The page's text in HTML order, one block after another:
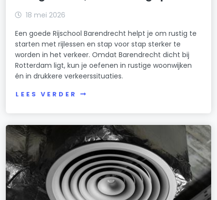
18 mei 2026
Een goede Rijschool Barendrecht helpt je om rustig te
starten met rijlessen en stap voor stap sterker te
worden in het verkeer. Omdat Barendrecht dicht bij
Rotterdam ligt, kun je oefenen in rustige woonwijken
én in drukkere verkeerssituaties.
LEES VERDER